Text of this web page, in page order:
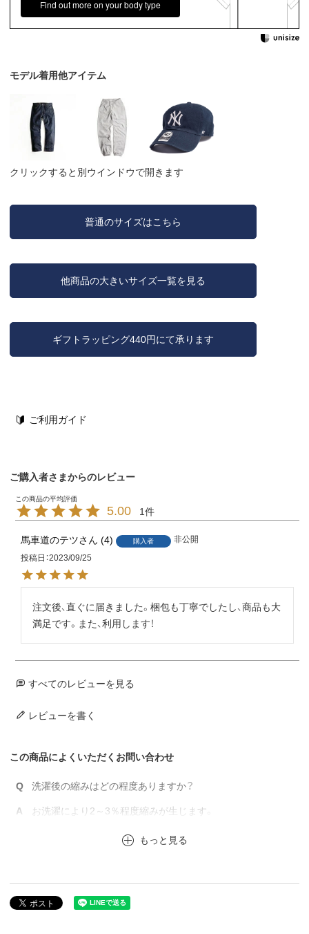
Find out more on your body type
モデル着用他アイテム
クリックすると別ウインドウで開きます
普通のサイズはこちら
他商品の大きいサイズ一覧を見る
ギフトラッピング440円にて承ります
ご利用ガイド
ご購入者さまからのレビュー
5.00 1
馬車道のテツ 4 購入者
非公開
投稿日 2023/09/25
注文後、直ぐに届きました。梱包も丁寧でしたし、商品も大
満足です。また、利用します！
すべてのレビューを見る
レビューを書く
この商品によくいただくお問い合わせ
Q 洗濯後の縮みはどの程度ありますか？
A お洗濯により2～3％程度縮みが生じます。
もっと見る